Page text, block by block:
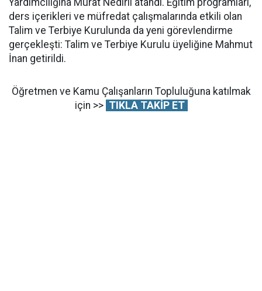
ders içerikleri ve müfredat çalışmalarında etkili olan
Talim ve Terbiye Kurulunda da yeni görevlendirme
gerçekleşti: Talim ve Terbiye Kurulu üyeliğine Mahmut
İnan getirildi.
Öğretmen ve Kamu Çalışanların Topluluğuna katılmak
için >> TIKLA TAKİP ET